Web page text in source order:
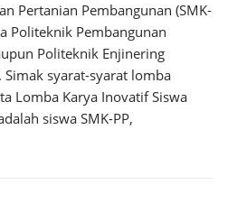
Pertanian Pembangunan (SMK-
Politeknik Pembangunan
Politeknik Enjinering
Simak syarat-syarat lomba
Lomba Karya Inovatif Siswa
siswa SMK-PP,